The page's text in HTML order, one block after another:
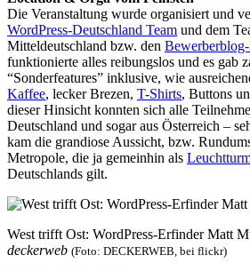
Die Veranstaltung wurde organisiert und
WordPress-Deutschland Team und dem
Mitteldeutschland bzw. den
funktionierte alles reibungslos und es gab
“Sonderfeatures” inklusive, wie
Kaffee, lecker Brezen, T-Shirts, Buttons
dieser Hinsicht konnten sich alle
Deutschland und sogar aus Österreich –
kam die grandiose Aussicht, bzw.
Metropole, die ja gemeinhin als
Deutschlands gilt.
West trifft Ost: WordPress-Erfinder Matt
deckerweb (Foto: DECKERWEB, bei flickr)